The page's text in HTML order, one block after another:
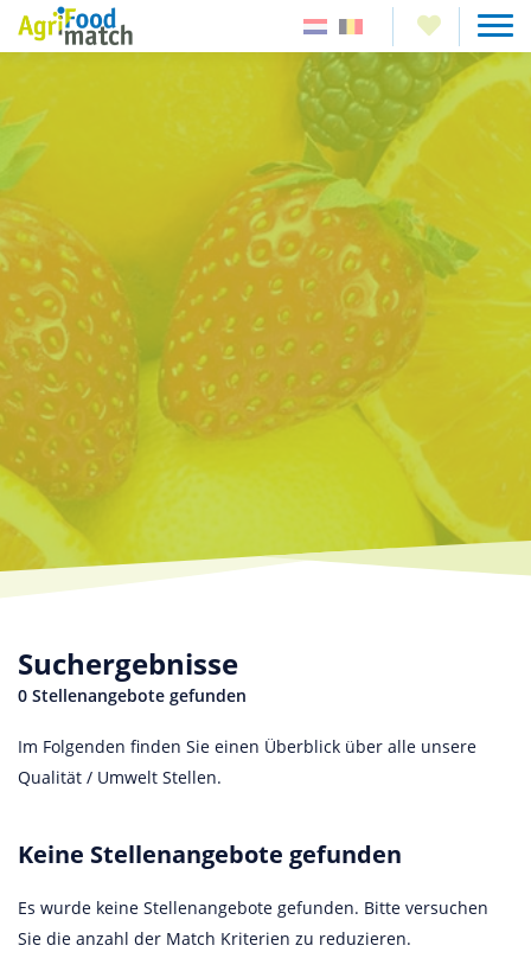
Suchergebnisse
0 Stellenangebote gefunden
Im Folgenden finden Sie einen Überblick über alle unsere
Qualität / Umwelt Stellen.
Keine Stellenangebote gefunden
Es wurde keine Stellenangebote gefunden. Bitte versuchen
Sie die anzahl der Match Kriterien zu reduzieren.